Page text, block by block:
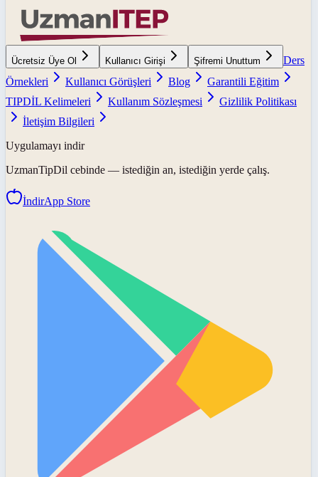
Ücretsiz Üye Ol Kullanıcı Girişi Şifremi Unuttum
Ders
Örnekleri
Kullanıcı Görüşleri Blog
Garantili Eğitim
TIPDİL Kelimeleri
Kullanım Sözleşmesi
Gizlilik Politikası
İletişim Bilgileri
Uygulamayı indir
UzmanTipDil cebinde — istediğin an, istediğin yerde çalış.
İndirApp Store